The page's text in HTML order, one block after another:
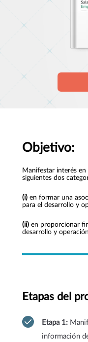
Objetivo:
Manifestar interés
siguientes dos
(i)en formar una
para el desarrollo y
(ii)en proporcionar
desarrollo y
Etapas del
Etapa 1:
información